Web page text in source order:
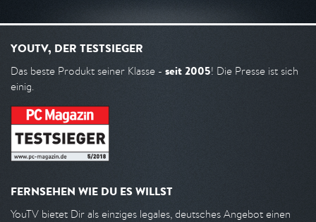
YOUTV, DER TESTSIEGER
Das beste Produkt seiner Klasse - seit 2005! Die Presse ist sich
einig.
FERNSEHEN WIE DU ES WILLST
YouTV bietet Dir als einziges legales, deutsches Angebot einen